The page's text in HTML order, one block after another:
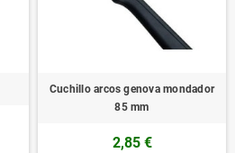
Cuchillo arcos genova mondador
85 mm
2,85 €